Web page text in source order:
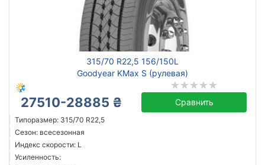
315/70 R22,5 156/150L
Goodyear KMax S (рулевая)
27510-28885 ₴ Сравнить
Типоразмер: 315/70 R22,5
Сезон: всесезонная
Индекс скорости: L
Усиленность: